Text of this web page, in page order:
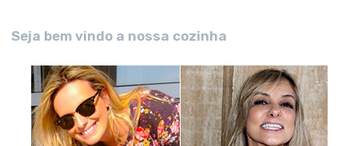
Seja bem vindo a nossa cozinha